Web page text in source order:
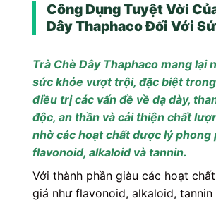
Công Dụng Tuyệt Vời
Dây Thaphaco Đối Với
Trà Chè Dây Thaphaco mang lại
sức khỏe vượt trội, đặc biệt
điều trị các vấn đề về dạ dày,
độc, an thần và cải thiện chất
nhờ các hoạt chất dược lý phong
flavonoid, alkaloid và tannin.
Với thành phần giàu các hoạt
giá như flavonoid, alkaloid, tannin